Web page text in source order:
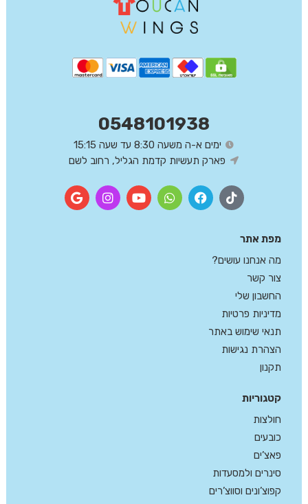
קטגוריות
חולצות
כובעים
פאצ’ים
סינרים ולמסעדות
קפוצ’ונים וסווצ’רים
מפת אתר
מה אנחנו עושים?
צור קשר
החשבון שלי
מדיניות פרטיות
תנאי שימוש באתר
הצהרת נגישות
תקנון
0548101938
ימים א-ה משעה 8:30 עד שעה 15:15
פארק תעשיות קדמת הגליל, רחוב לשם